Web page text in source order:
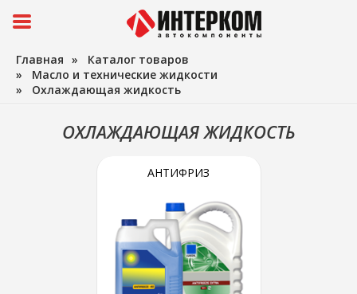
Главная » Каталог товаров
» Масло и технические жидкости
» Охлаждающая жидкость
ОХЛАЖДАЮЩАЯ ЖИДКОСТЬ
АНТИФРИЗ